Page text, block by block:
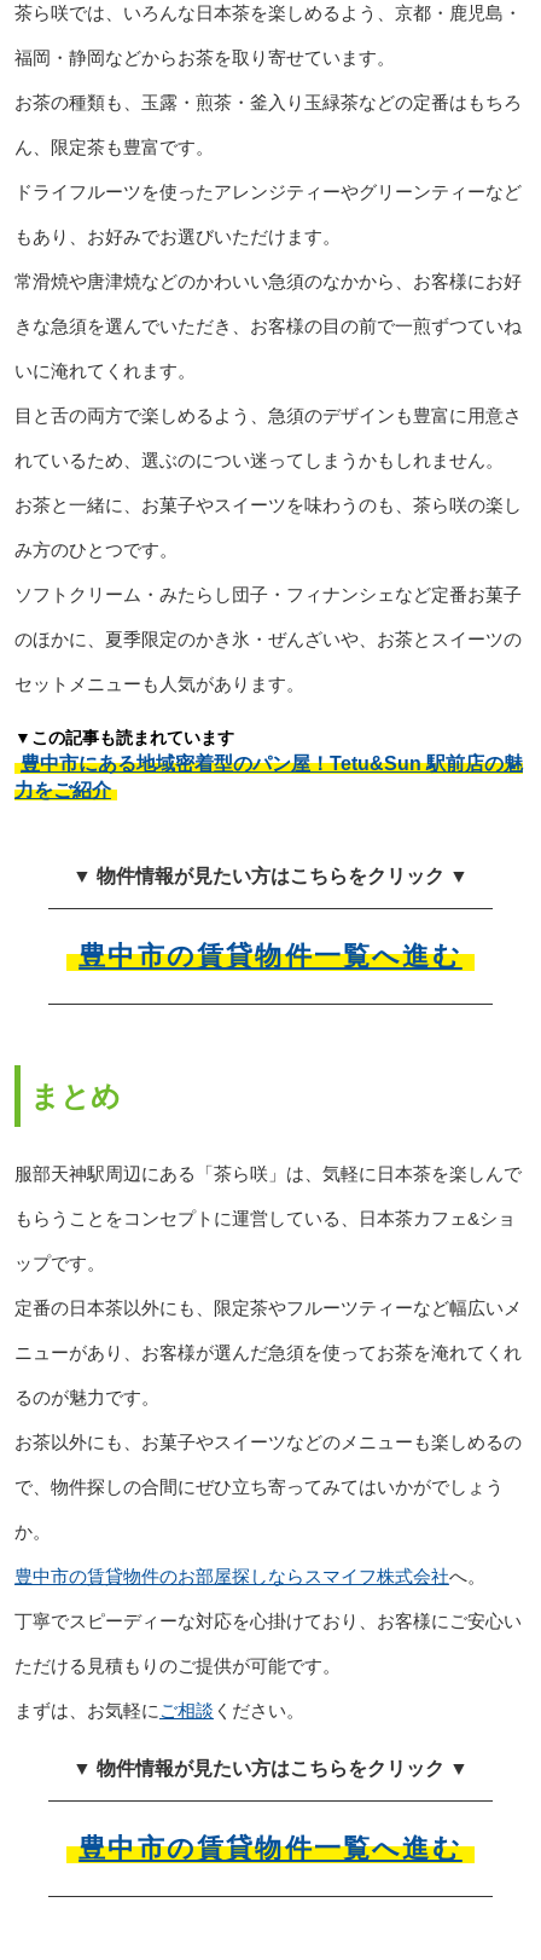
茶ら咲では、いろんな日本茶を楽しめるよう、京都・鹿児島・
福岡・静岡などからお茶を取り寄せています。
お茶の種類も、玉露・煎茶・釜入り玉緑茶などの定番はもちろ
ん、限定茶も豊富です。
ドライフルーツを使ったアレンジティーやグリーンティーなど
もあり、お好みでお選びいただけます。
常滑焼や唐津焼などのかわいい急須のなかから、お客様にお好
きな急須を選んでいただき、お客様の目の前で一煎ずつていね
いに淹れてくれます。
目と舌の両方で楽しめるよう、急須のデザインも豊富に用意さ
れているため、選ぶのについ迷ってしまうかもしれません。
お茶と一緒に、お菓子やスイーツを味わうのも、茶ら咲の楽し
み方のひとつです。
ソフトクリーム・みたらし団子・フィナンシェなど定番お菓子
のほかに、夏季限定のかき氷・ぜんざいや、お茶とスイーツの
セットメニューも人気があります。
▼この記事も読まれています
豊中市にある地域密着型のパン屋！Tetu&Sun 駅前店の魅
力をご紹介
▼ 物件情報が見たい方はこちらをクリック ▼
豊中市の賃貸物件一覧へ進む
まとめ
服部天神駅周辺にある「茶ら咲」は、気軽に日本茶を楽しんで
もらうことをコンセプトに運営している、日本茶カフェ&ショ
ップです。
定番の日本茶以外にも、限定茶やフルーツティーなど幅広いメ
ニューがあり、お客様が選んだ急須を使ってお茶を淹れてくれ
るのが魅力です。
お茶以外にも、お菓子やスイーツなどのメニューも楽しめるの
で、物件探しの合間にぜひ立ち寄ってみてはいかがでしょう
か。
豊中市の賃貸物件のお部屋探しならスマイフ株式会社へ。
丁寧でスピーディーな対応を心掛けており、お客様にご安心い
ただける見積もりのご提供が可能です。
まずは、お気軽に ご相談 ください。
▼ 物件情報が見たい方はこちらをクリック ▼
豊中市の賃貸物件一覧へ進む